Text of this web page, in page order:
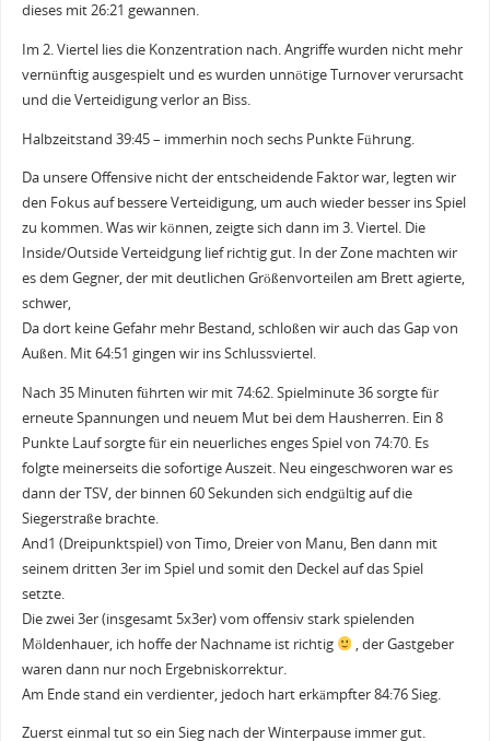
dieses mit 26:21 gewannen.
Im 2. Viertel lies die Konzentration nach. Angriffe wurden nicht mehr
vernünftig ausgespielt und es wurden unnötige Turnover verursacht
und die Verteidigung verlor an Biss.
Halbzeitstand 39:45 – immerhin noch sechs Punkte Führung.
Da unsere Offensive nicht der entscheidende Faktor war, legten wir
den Fokus auf bessere Verteidigung, um auch wieder besser ins Spiel
zu kommen. Was wir können, zeigte sich dann im 3. Viertel. Die
Inside/Outside Verteidgung lief richtig gut. In der Zone machten wir
es dem Gegner, der mit deutlichen Größenvorteilen am Brett agierte,
schwer,
Da dort keine Gefahr mehr Bestand, schloßen wir auch das Gap von
Außen. Mit 64:51 gingen wir ins Schlussviertel.
Nach 35 Minuten führten wir mit 74:62. Spielminute 36 sorgte für
erneute Spannungen und neuem Mut bei dem Hausherren. Ein 8
Punkte Lauf sorgte für ein neuerliches enges Spiel von 74:70. Es
folgte meinerseits die sofortige Auszeit. Neu eingeschworen war es
dann der TSV, der binnen 60 Sekunden sich endgültig auf die
Siegerstraße brachte.
And1 (Dreipunktspiel) von Timo, Dreier von Manu, Ben dann mit
seinem dritten 3er im Spiel und somit den Deckel auf das Spiel
setzte.
Die zwei 3er (insgesamt 5x3er) vom offensiv stark spielenden
Möldenhauer, ich hoffe der Nachname ist richtig
, der Gastgeber
waren dann nur noch Ergebniskorrektur.
Am Ende stand ein verdienter, jedoch hart erkämpfter 84:76 Sieg.
Zuerst einmal tut so ein Sieg nach der Winterpause immer gut.